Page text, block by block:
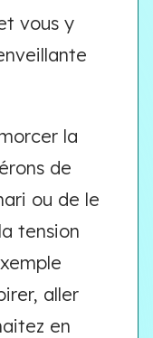
vous y
la
de
ou de le
tension
aller
en